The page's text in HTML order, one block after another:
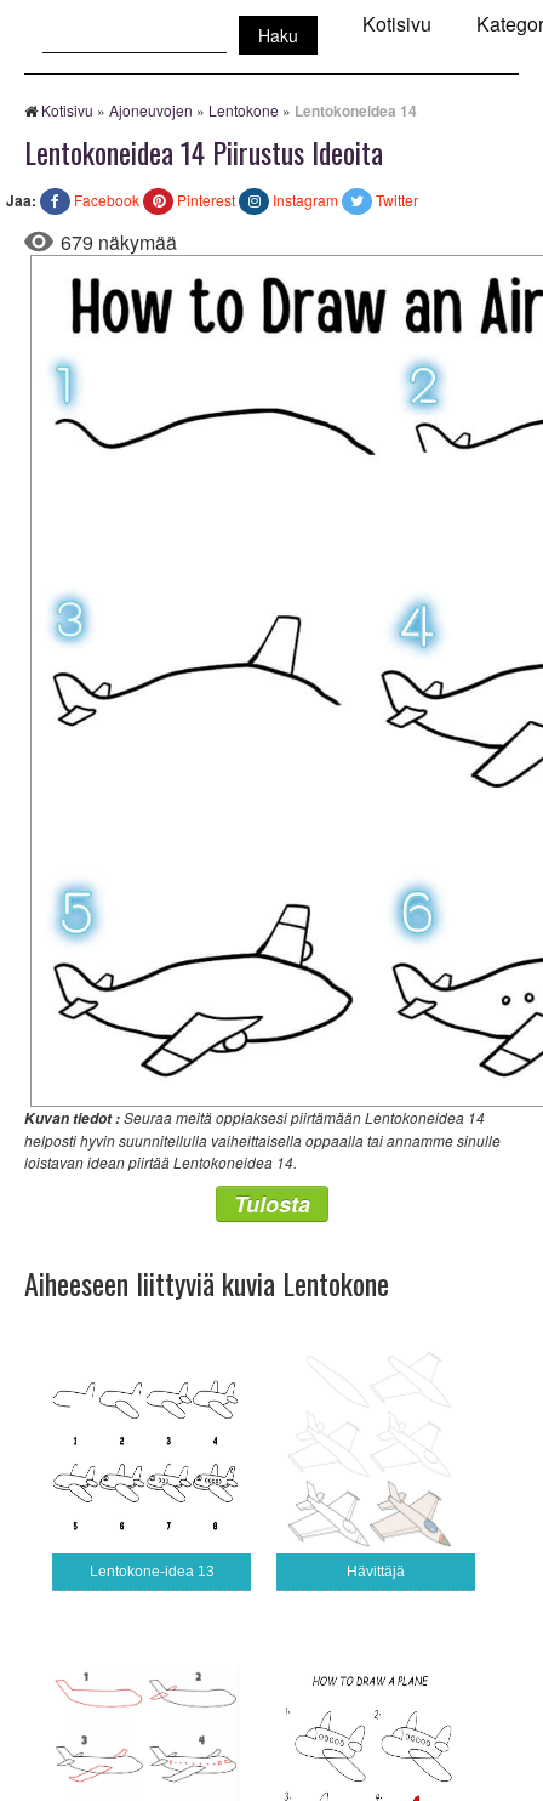
Kotisivu
Kotisivu » Ajoneuvojen » Lentokone » Lentokoneidea 14
Lentokoneidea 14 Piirustus Ideoita
Jaa: Facebook Pinterest Instagram Twitter
679 näkymää
Kuvan tiedot :Seuraa meitä oppiaksesi piirtämään Lentokoneidea 14
helposti hyvin suunnitellulla vaiheittaisella oppaalla tai annamme sinulle
loistavan idean piirtää Lentokoneidea 14.
Tulosta
Aiheeseen liittyviä kuvia Lentokone
Lentokone-idea 13 Hävittäjä